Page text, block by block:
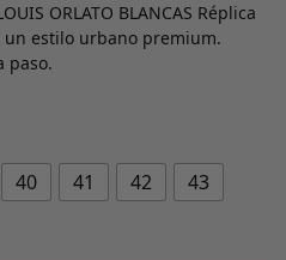
ORLATO BLANCAS Réplica
estilo urbano premium.
paso.
40 41 42
43